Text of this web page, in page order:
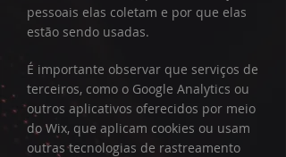
pessoais elas coletam e por que elas
estão sendo usadas.
É importante observar que serviços de
terceiros, como o Google Analytics ou
outros aplicativos oferecidos por meio
do Wix, que aplicam cookies ou usam
outras tecnologias de rastreamento